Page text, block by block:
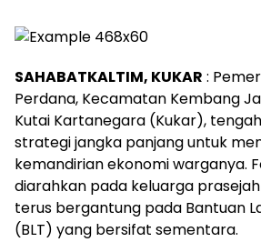
SAHABATKALTIM, KUKAR :
Perdana, Kecamatan Kembang
Kutai Kartanegara (Kukar),
strategi jangka panjang untuk
kemandirian ekonomi warganya.
diarahkan pada keluarga
terus bergantung pada Bantuan
(BLT) yang bersifat sementara.